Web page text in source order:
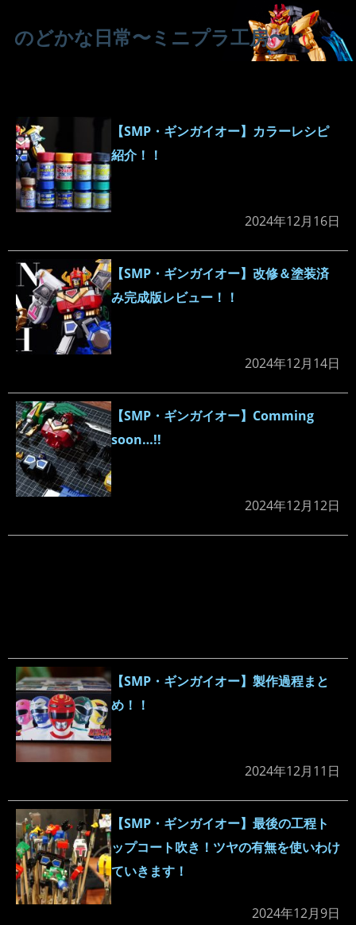
のどかな日常〜ミニプラ工房〜
【SMP・ギンガイオー】カラーレシピ
紹介！！
2024年12月16日
【SMP・ギンガイオー】改修＆塗装済
み完成版レビュー！！
2024年12月14日
【SMP・ギンガイオー】Comming
soon…!!
2024年12月12日
【SMP・ギンガイオー】製作過程まと
め！！
2024年12月11日
【SMP・ギンガイオー】最後の工程ト
ップコート吹き！ツヤの有無を使いわけ
ていきます！
2024年12月9日